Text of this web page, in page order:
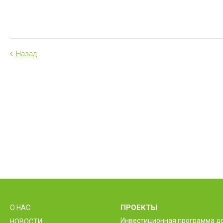
Назад
О НАС
ПРОЕКТЫ
Инвестиционная программа